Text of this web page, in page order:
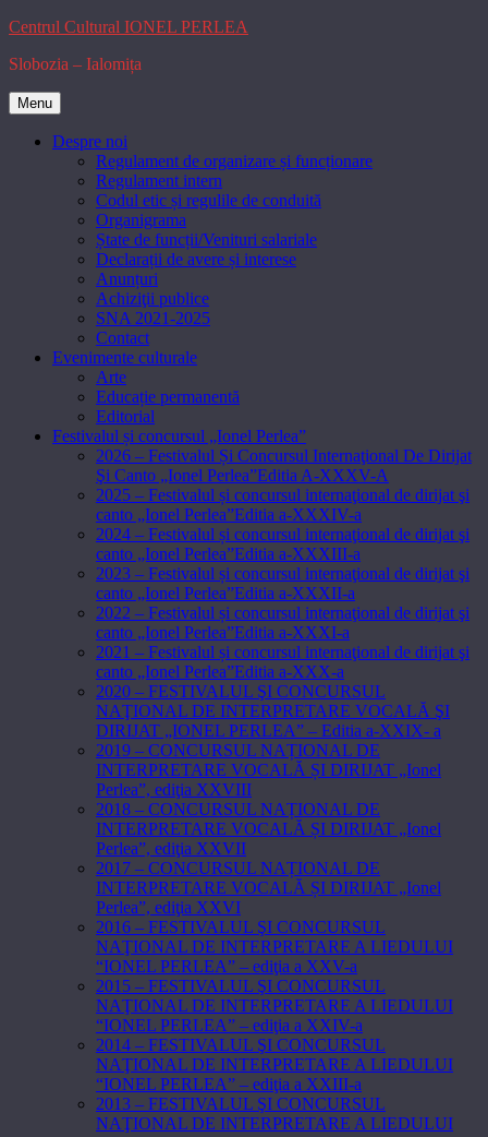
Skip
content
Centrul Cultural IONEL PERLEA
Slobozia – Ialomița
Menu
Despre noi
Regulament de organizare și funcționare
Regulament intern
Codul etic și regulile de conduită
Organigrama
Ștate de funcții/Venituri salariale
Declarații de avere și interese
Anunțuri
Achiziţii publice
SNA 2021-2025
Contact
Evenimente culturale
Arte
Educație permanentă
Editorial
Festivalul și concursul „Ionel Perlea”
2026 – Festivalul Și Concursul Internaţional De Dirijat
Şi Canto „Ionel Perlea”Editia A-XXXV-A
2025 – Festivalul și concursul internaţional de dirijat şi
canto „Ionel Perlea”Editia a-XXXIV-a
2024 – Festivalul și concursul internaţional de dirijat şi
canto „Ionel Perlea”Editia a-XXXIII-a
2023 – Festivalul și concursul internaţional de dirijat şi
canto „Ionel Perlea”Editia a-XXXII-a
2022 – Festivalul și concursul internaţional de dirijat şi
canto „Ionel Perlea”Editia a-XXXI-a
2021 – Festivalul și concursul internaţional de dirijat şi
canto „Ionel Perlea”Editia a-XXX-a
2020 – FESTIVALUL ŞI CONCURSUL
NAŢIONAL DE INTERPRETARE VOCALĂ ŞI
DIRIJAT „IONEL PERLEA” – Editia a-XXIX- a
2019 – CONCURSUL NAȚIONAL DE
INTERPRETARE VOCALĂ ȘI DIRIJAT „Ionel
Perlea”, ediţia XXVIII
2018 – CONCURSUL NAȚIONAL DE
INTERPRETARE VOCALĂ ȘI DIRIJAT „Ionel
Perlea”, ediţia XXVII
2017 – CONCURSUL NAȚIONAL DE
INTERPRETARE VOCALĂ ȘI DIRIJAT „Ionel
Perlea”, ediţia XXVI
2016 – FESTIVALUL ŞI CONCURSUL
NAŢIONAL DE INTERPRETARE A LIEDULUI
“IONEL PERLEA” – ediţia a XXV-a
2015 – FESTIVALUL ŞI CONCURSUL
NAŢIONAL DE INTERPRETARE A LIEDULUI
“IONEL PERLEA” – ediţia a XXIV-a
2014 – FESTIVALUL ŞI CONCURSUL
NAŢIONAL DE INTERPRETARE A LIEDULUI
“IONEL PERLEA” – ediţia a XXIII-a
2013 – FESTIVALUL ŞI CONCURSUL
NAŢIONAL DE INTERPRETARE A LIEDULUI